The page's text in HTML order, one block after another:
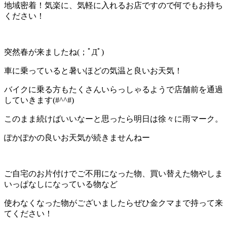
地域密着！気楽に、気軽に入れるお店ですので何でもお持ち
ください！
突然春が来ましたね(；ﾟДﾟ)
車に乗っていると暑いほどの気温と良いお天気！
バイクに乗る方もたくさんいらっしゃるようで店舗前を通過
していきます(#^^#)
このまま続けばいいなーと思ったら明日は徐々に雨マーク。
ぽかぽかの良いお天気が続きませんねー
ご自宅のお片付けでご不用になった物、買い替えた物やしま
いっぱなしになっている物など
使わなくなった物がございましたらぜひ金クマまで持って来
てください！